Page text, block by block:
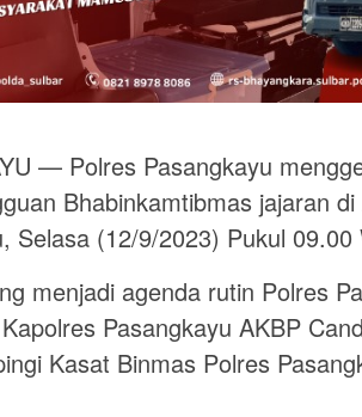
— Polres Pasangkayu
Bhabinkamtibmas jajaran
Selasa (12/9/2023) Pukul 09.00
menjadi agenda rutin Polres
Pasangkayu AKBP
Kasat Binmas Polres